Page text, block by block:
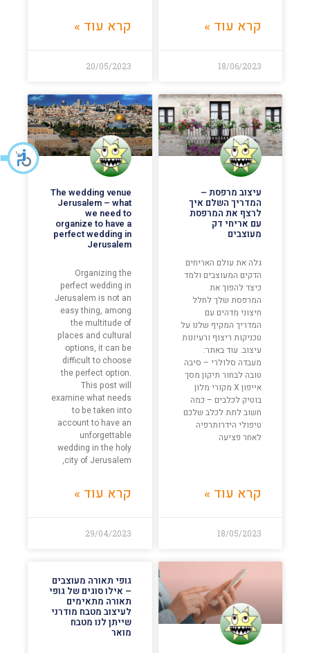
קרא עוד »
18/06/2023
קרא עוד »
20/05/2023
עיצוב מרפסת –
המדריך השלם איך
לרצף את המרפסת
עם אריחי דק
מעוצבים
גלה את עולם האריחים
הדקים המעוצבים ולמד
כיצד להפוך את
המרפסת שלך לחלל
חיצוני מדהים עם
המדריך המקיף שלנו על
טכניקות ריצוף ורעיונות
עיצוב. עוד באתר:
מעבדה סלולרי – סיבה
טובה לבחור תיקון מסך
אייפון X מקורי מלון
בוטיק לכלבים – כמה
חשוב לתת לכלב שלכם
טיפולי הידרותרפיה
לאחר פציעה
קרא עוד »
18/05/2023
The wedding venue
Jerusalem – what
we need to
organize to have a
perfect wedding in
Jerusalem
Organizing the
perfect wedding in
Jerusalem is not an
easy thing, among
the multitude of
places and cultural
options, it can be
difficult to choose
the perfect option.
This post will
examine what needs
to be taken into
account to have an
unforgettable
wedding in the holy
city of Jerusalem,
קרא עוד »
29/04/2023
גופי תאורה מעוצבים
– אילו סוגים של גופי
תאורה מתאימים
לעיצוב מטבח מודרני
שייתן לנו מטבח
מואר